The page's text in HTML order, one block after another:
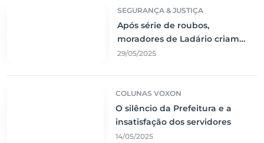
SEGURANÇA & JUSTIÇA
Após série de roubos,
moradores de Ladário criam
rede de segurança comunitária
29/05/2025
COLUNAS VOXON
O silêncio da Prefeitura e a
insatisfação dos servidores
14/05/2025